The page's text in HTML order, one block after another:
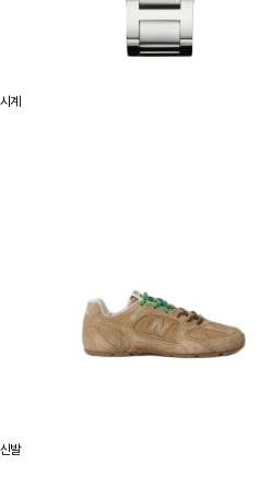
시계
신발